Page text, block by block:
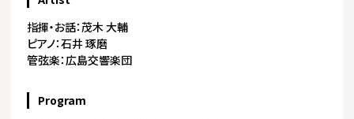
指揮・お話：茂木 大輔
ピアノ：石井 琢磨
管弦楽：広島交響楽団
Program